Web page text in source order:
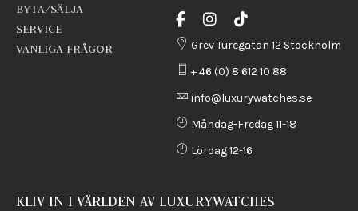
BYTA/SÄLJA
SERVICE
VANLIGA FRÅGOR
Grev Turegatan 12 Stockholm
+ 46 (0) 8 612 10 88
info@luxurywatches.se
Måndag-Fredag 11-18
Lördag 12-16
KLIV IN I VÄRLDEN AV LUXURYWATCHES